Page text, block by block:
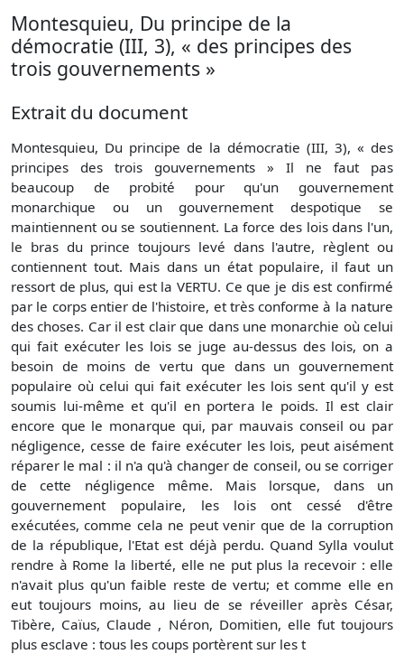
Montesquieu, Du principe de la
démocratie (III, 3), « des principes des
trois gouvernements »
Extrait du document
Montesquieu, Du principe de la démocratie (III, 3), « des
principes des trois gouvernements » Il ne faut pas
beaucoup de probité pour qu'un gouvernement
monarchique ou un gouvernement despotique se
maintiennent ou se soutiennent. La force des lois dans l'un,
le bras du prince toujours levé dans l'autre, règlent ou
contiennent tout. Mais dans un état populaire, il faut un
ressort de plus, qui est la VERTU. Ce que je dis est confirmé
par le corps entier de l'histoire, et très conforme à la nature
des choses. Car il est clair que dans une monarchie où celui
qui fait exécuter les lois se juge au-dessus des lois, on a
besoin de moins de vertu que dans un gouvernement
populaire où celui qui fait exécuter les lois sent qu'il y est
soumis lui-même et qu'il en portera le poids. Il est clair
encore que le monarque qui, par mauvais conseil ou par
négligence, cesse de faire exécuter les lois, peut aisément
réparer le mal : il n'a qu'à changer de conseil, ou se corriger
de cette négligence même. Mais lorsque, dans un
gouvernement populaire, les lois ont cessé d'être
exécutées, comme cela ne peut venir que de la corruption
de la république, l'Etat est déjà perdu. Quand Sylla voulut
rendre à Rome la liberté, elle ne put plus la recevoir : elle
n'avait plus qu'un faible reste de vertu; et comme elle en
eut toujours moins, au lieu de se réveiller après César,
Tibère, Caïus, Claude , Néron, Domitien, elle fut toujours
plus esclave : tous les coups portèrent sur les t